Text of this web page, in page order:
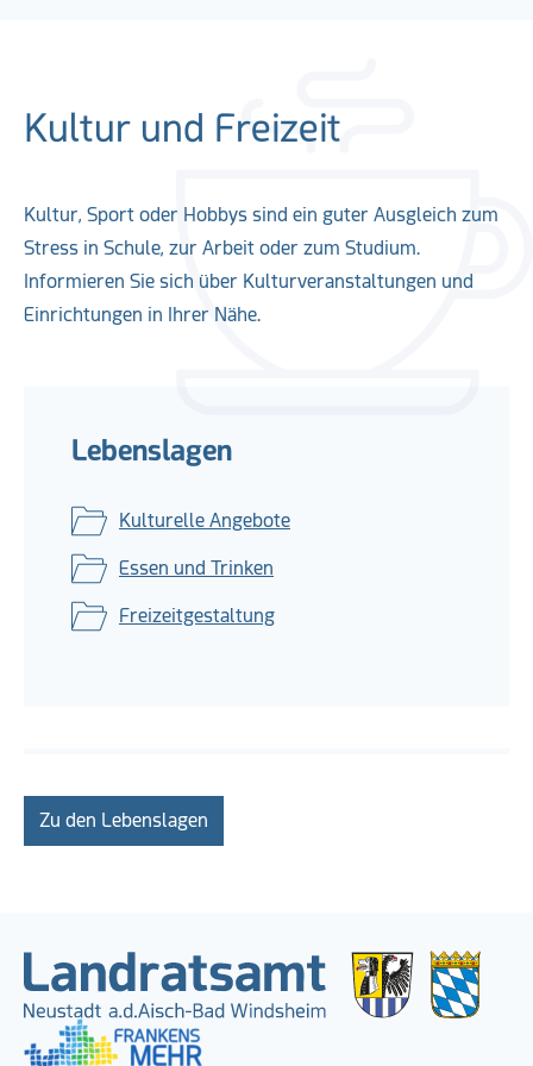
Kultur und Freizeit
Kultur, Sport oder Hobbys sind ein guter Ausgleich zum
Stress in Schule, zur Arbeit oder zum Studium.
Informieren Sie sich über Kulturveranstaltungen und
Einrichtungen in Ihrer Nähe.
Lebenslagen
Kulturelle Angebote
Essen und Trinken
Freizeitgestaltung
Zu den Lebenslagen